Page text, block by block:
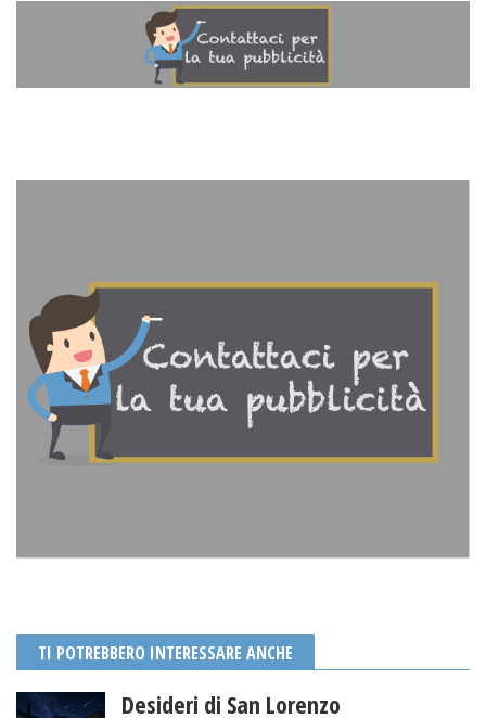
TI POTREBBERO INTERESSARE ANCHE
Desideri di San Lorenzo